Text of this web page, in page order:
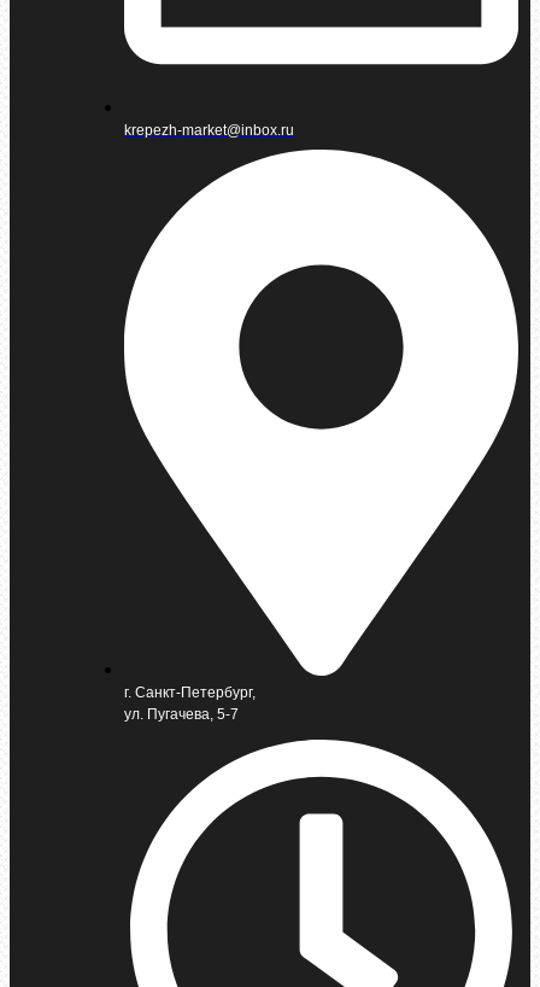
krepezh-market@inbox.ru
г. Санкт-Петербург,
ул. Пугачева, 5-7